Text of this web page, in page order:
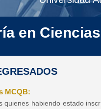
en
MCQB:
quienes habiendo estado